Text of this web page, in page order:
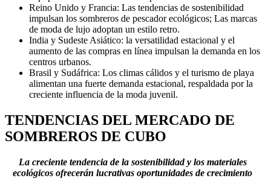
Reino Unido y Francia: Las tendencias de sostenibilidad
impulsan los sombreros de pescador ecológicos; Las marcas
de moda de lujo adoptan un estilo retro.
India y Sudeste Asiático: la versatilidad estacional y el
aumento de las compras en línea impulsan la demanda en los
centros urbanos.
Brasil y Sudáfrica: Los climas cálidos y el turismo de playa
alimentan una fuerte demanda estacional, respaldada por la
creciente influencia de la moda juvenil.
TENDENCIAS DEL MERCADO DE
SOMBREROS DE CUBO
La creciente tendencia de la sostenibilidad y los materiales
ecológicos ofrecerán lucrativas oportunidades de crecimiento